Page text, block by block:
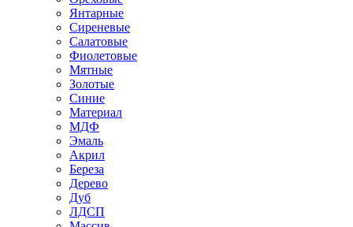
Янтарные
Сиреневые
Салатовые
Фиолетовые
Мятные
Золотые
Синие
Материал
МДФ
Эмаль
Акрил
Береза
Дерево
Дуб
ЛДСП